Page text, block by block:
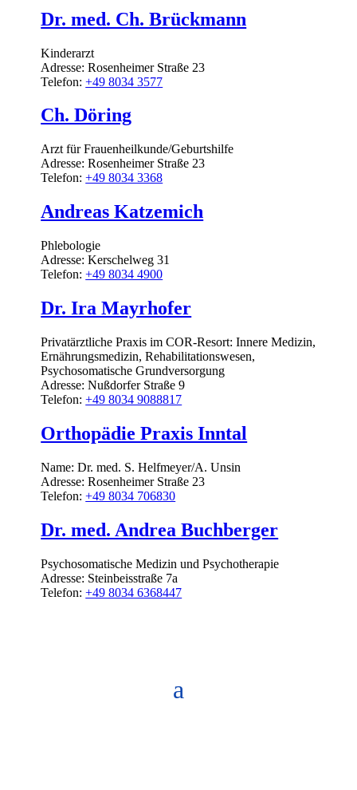
Dr. med. Ch. Brückmann
Kinderarzt
Adresse:Rosenheimer Straße 23
Telefon:+49 8034 3577
Ch. Döring
Arzt für Frauenheilkunde/Geburtshilfe
Adresse:Rosenheimer Straße 23
Telefon:+49 8034 3368
Andreas Katzemich
Phlebologie
Adresse:Kerschelweg 31
Telefon:+49 8034 4900
Dr. Ira Mayrhofer
Privatärztliche Praxis im COR-Resort: Innere Medizin,
Ernährungsmedizin, Rehabilitationswesen,
Psychosomatische Grundversorgung
Adresse:Nußdorfer Straße 9
Telefon:+49 8034 9088817
Orthopädie Praxis Inntal
Name:Dr. med. S. Helfmeyer/A. Unsin
Adresse:Rosenheimer Straße 23
Telefon:+49 8034 706830
Dr. med. Andrea Buchberger
Psychosomatische Medizin und Psychotherapie
Adresse: Steinbeisstraße 7a
Telefon:+49 8034 6368447